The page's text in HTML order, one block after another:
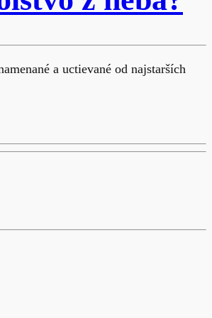
a uctievané od najstarších